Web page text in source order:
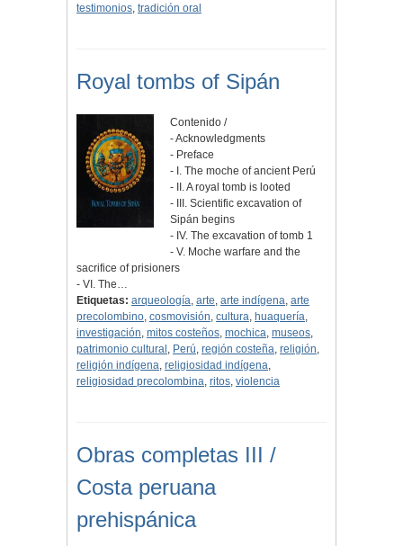
testimonios, tradición oral
Royal tombs of Sipán
Contenido /
- Acknowledgments
- Preface
- I. The moche of ancient Perú
- II. A royal tomb is looted
- III. Scientific excavation of
Sipán begins
- IV. The excavation of tomb 1
- V. Moche warfare and the
sacrifice of prisioners
- VI. The…
Etiquetas: arqueología, arte, arte indígena, arte
precolombino, cosmovisión, cultura, huaquería,
investigación, mitos costeños, mochica, museos,
patrimonio cultural , Perú, región costeña, religión,
religión indígena, religiosidad indígena,
religiosidad precolombina, ritos, violencia
Obras completas III /
Costa peruana
prehispánica